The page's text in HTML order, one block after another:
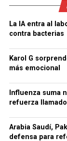
La IA entra al
contra bacterias
Karol G
más emocional
Influenza suma
refuerza
Arabia Saudí,
defensa para